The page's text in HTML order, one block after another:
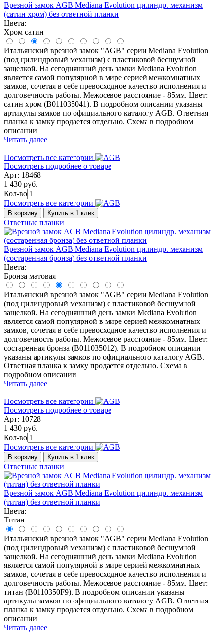
Врезной замок AGB Mediana Evolution цилиндр. механизм
(сатин хром) без ответной планки
Цвета:
Хром сатин
Итальянский врезной замок "AGB" серии Mediana Evolution
(под цилиндровый механизм) с пластиковой бесшумной
защелкой. На сегодняшний день замки Mediana Evolution
является самой популярной в мире серией межкомнатных
замков, сочетая в себе превосходное качество исполнения и
долговечность работы. Межосевое расстояние - 85мм. Цвет:
сатин хром (B011035041). В подробном описании указаны
артикулы замков по официального каталогу AGB. Ответная
планка к замку продается отдельно. Схема в подробном
описании
Читать далее
Посмотреть все категории
Посмотреть подробнее о товаре
Арт: 18468
1 430 руб.
Кол-во
Посмотреть все категории
В корзину Купить в 1 клик
Ответные планки
Врезной замок AGB Mediana Evolution цилиндр. механизм
(состаренная бронза) без ответной планки
Цвета:
Бронза матовая
Итальянский врезной замок "AGB" серии Mediana Evolution
(под цилиндровый механизм) с пластиковой бесшумной
защелкой. На сегодняшний день замки Mediana Evolution
является самой популярной в мире серией межкомнатных
замков, сочетая в себе превосходное качество исполнения и
долговечность работы. Межосевое расстояние - 85мм. Цвет:
состаренная бронза (B011035012). В подробном описании
указаны артикулы замков по официального каталогу AGB.
Ответная планка к замку продается отдельно. Схема в
подробном описании
Читать далее
Посмотреть все категории
Посмотреть подробнее о товаре
Арт: 10728
1 430 руб.
Кол-во
Посмотреть все категории
В корзину Купить в 1 клик
Ответные планки
Врезной замок AGB Mediana Evolution цилиндр. механизм
(титан) без ответной планки
Цвета:
Титан
Итальянский врезной замок "AGB" серии Mediana Evolution
(под цилиндровый механизм) с пластиковой бесшумной
защелкой. На сегодняшний день замки Mediana Evolution
является самой популярной в мире серией межкомнатных
замков, сочетая в себе превосходное качество исполнения и
долговечность работы. Межосевое расстояние - 85мм. Цвет:
титан (B0110350F9). В подробном описании указаны
артикулы замков по официального каталогу AGB. Ответная
планка к замку продается отдельно. Схема в подробном
описании
Читать далее